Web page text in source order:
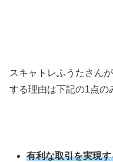
スキャトレふうたさん
する理由は下記の1点の
有利な取引を実現